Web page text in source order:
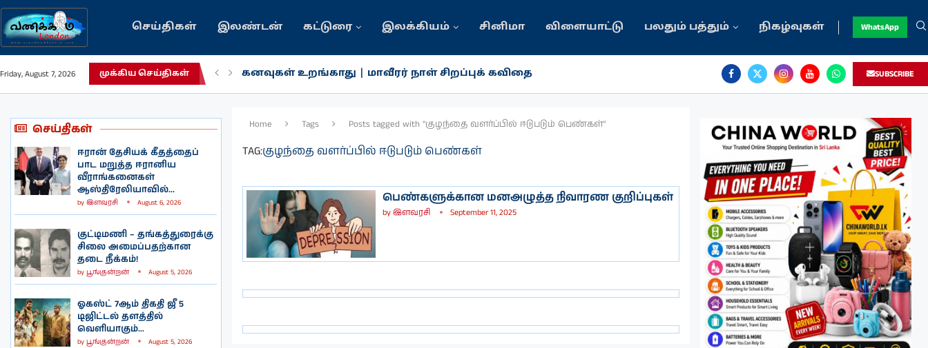
செய்திகள் இலண்டன் கட்டுரை இலக்கியம் சினிமா விளையாட்டு பலதும் பத்தும் நிகழ்வுகள் WhatsApp
Friday, August 7, 2026 முக்கிய செய்திகள் கனவுகள் உறங்காது | மாவீரர் நாள் சிறப்புக் கவிதை SUBSCRIBE
செய்திகள்
ஈரான் தேசியக் கீதத்தைப்
பாட மறுத்த ஈரானிய
வீராங்கனைகள்
ஆஸ்திரேலியாவில்...
by இளவரசி August 6, 2026
குட்டிமணி – தங்கத்துரைக்கு
சிலை அமைப்பதற்கான
தடை நீக்கம்!
by பூங்குன்றன் August 5, 2026
ஓகஸ்ட் 7ஆம் திகதி ஜீ 5
டிஜிட்டல் தளத்தில்
வெளியாகும்...
by பூங்குன்றன் August 5, 2026
Home Tags Posts tagged with "குழந்தை வளர்ப்பில் ஈடுபடும் பெண்கள்"
TAG:குழந்தை வளர்ப்பில் ஈடுபடும் பெண்கள்
பெண்களுக்கான மனஅழுத்த நிவாரண குறிப்புகள்
byஇளவரசி September 11, 2025